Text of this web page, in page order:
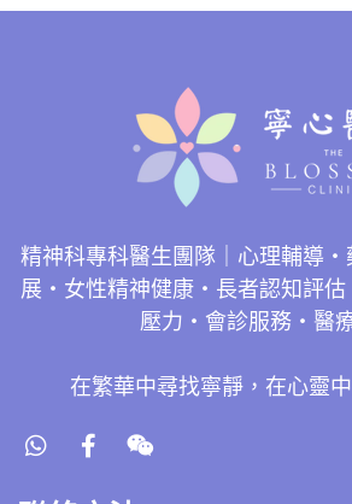
精神科專科醫生團隊｜心理輔導
展・女性精神健康・長者認知評
壓力・會診服務・醫
在繁華中尋找寧靜，在心靈